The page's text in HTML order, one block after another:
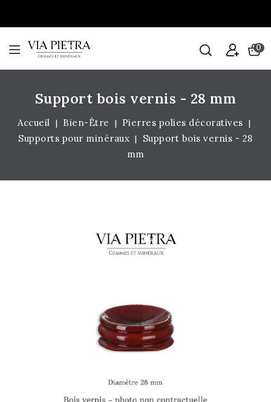
0
Support bois vernis - 28 mm
Accueil Bien-Être
Pierres polies décoratives
Supports pour minéraux
Support bois vernis - 28
mm